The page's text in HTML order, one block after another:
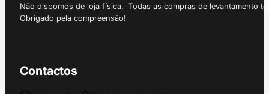
Não dispomos de loja física. Todas as compras de levantamento
Obrigado pela compreensão!
Contactos